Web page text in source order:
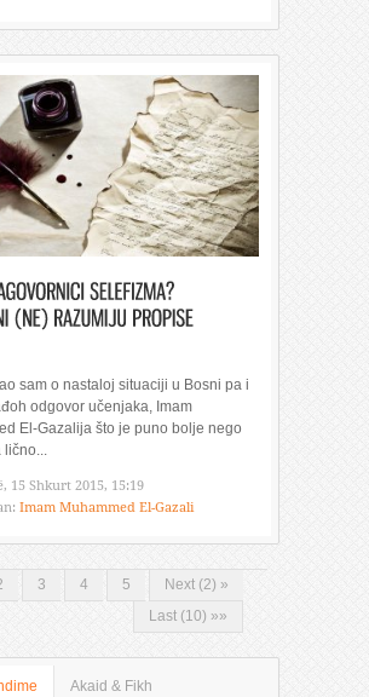
sam o nastaloj situaciji u Bosni pa i
odgovor učenjaka, Imam
El-Gazalija što je puno bolje nego
lično...
15 Shkurt 2015, 15:19
Imam Muhammed El-Gazali
3 4 5
Next (2) »
Last (10) »»
Akaid & Fikh